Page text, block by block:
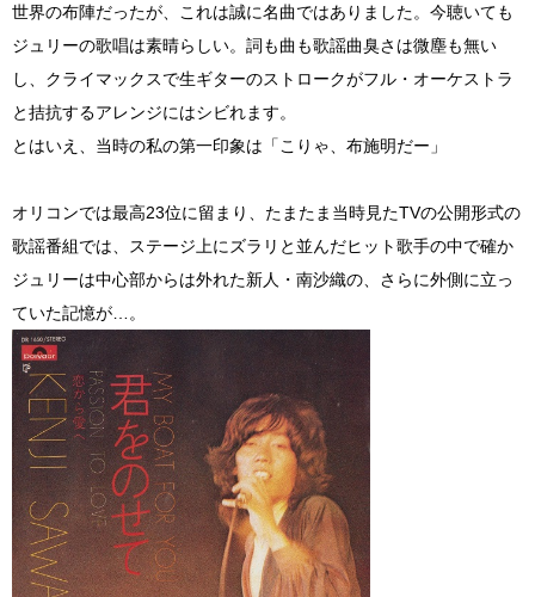
世界の布陣だったが、これは誠に名曲ではありました。今聴いても
ジュリーの歌唱は素晴らしい。詞も曲も歌謡曲臭さは微塵も無い
し、クライマックスで生ギターのストロークがフル・オーケストラ
と拮抗するアレンジにはシビれます。
とはいえ、当時の私の第一印象は「こりゃ、布施明だー」
オリコンでは最高23位に留まり、たまたま当時見たTVの公開形式の
歌謡番組では、ステージ上にズラリと並んだヒット歌手の中で確か
ジュリーは中心部からは外れた新人・南沙織の、さらに外側に立っ
ていた記憶が…。